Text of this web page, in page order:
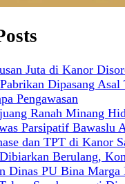
Juta di Kanor
Dipasang Asal
Pengawasan
Ranah Minang
Parsipatif Bawaslu
dan TPT di Kanor
Berulang,
Dinas PU Bina Marga